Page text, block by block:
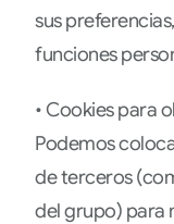
sus
funciones
• Cookies para
Podemos
de terceros
del grupo) para